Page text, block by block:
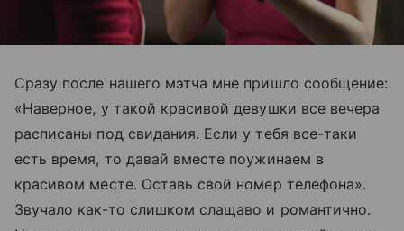
Сразу после нашего мэтча мне пришло сообщение:
«Наверное, у такой красивой девушки все вечера
расписаны под свидания. Если у тебя все-таки
есть время, то давай вместе поужинаем в
красивом месте. Оставь свой номер телефона».
Звучало как-то слишком слащаво и романтично.